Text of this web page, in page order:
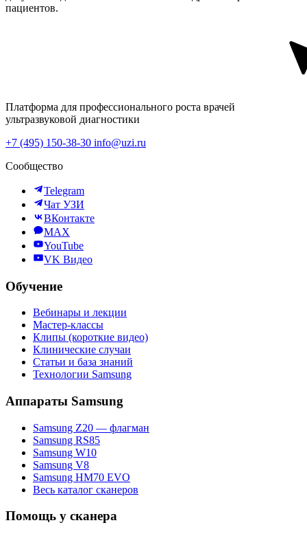
пациентов.
Платформа для профессионального роста врачей
ультразвуковой диагностики
+7 (495) 150-38-30 info@uzi.ru
Сообщество
Telegram
Чат УЗИ
ВКонтакте
MAX
YouTube
VK Видео
Обучение
Вебинары и лекции
Мастер-классы
Клипы (короткие видео)
Клинические случаи
Статьи и база знаний
Технологии Samsung
Аппараты Samsung
Samsung Z20 — флагман
Samsung RS85
Samsung W10
Samsung V8
Samsung HM70 EVO
Весь каталог сканеров
Помощь у сканера